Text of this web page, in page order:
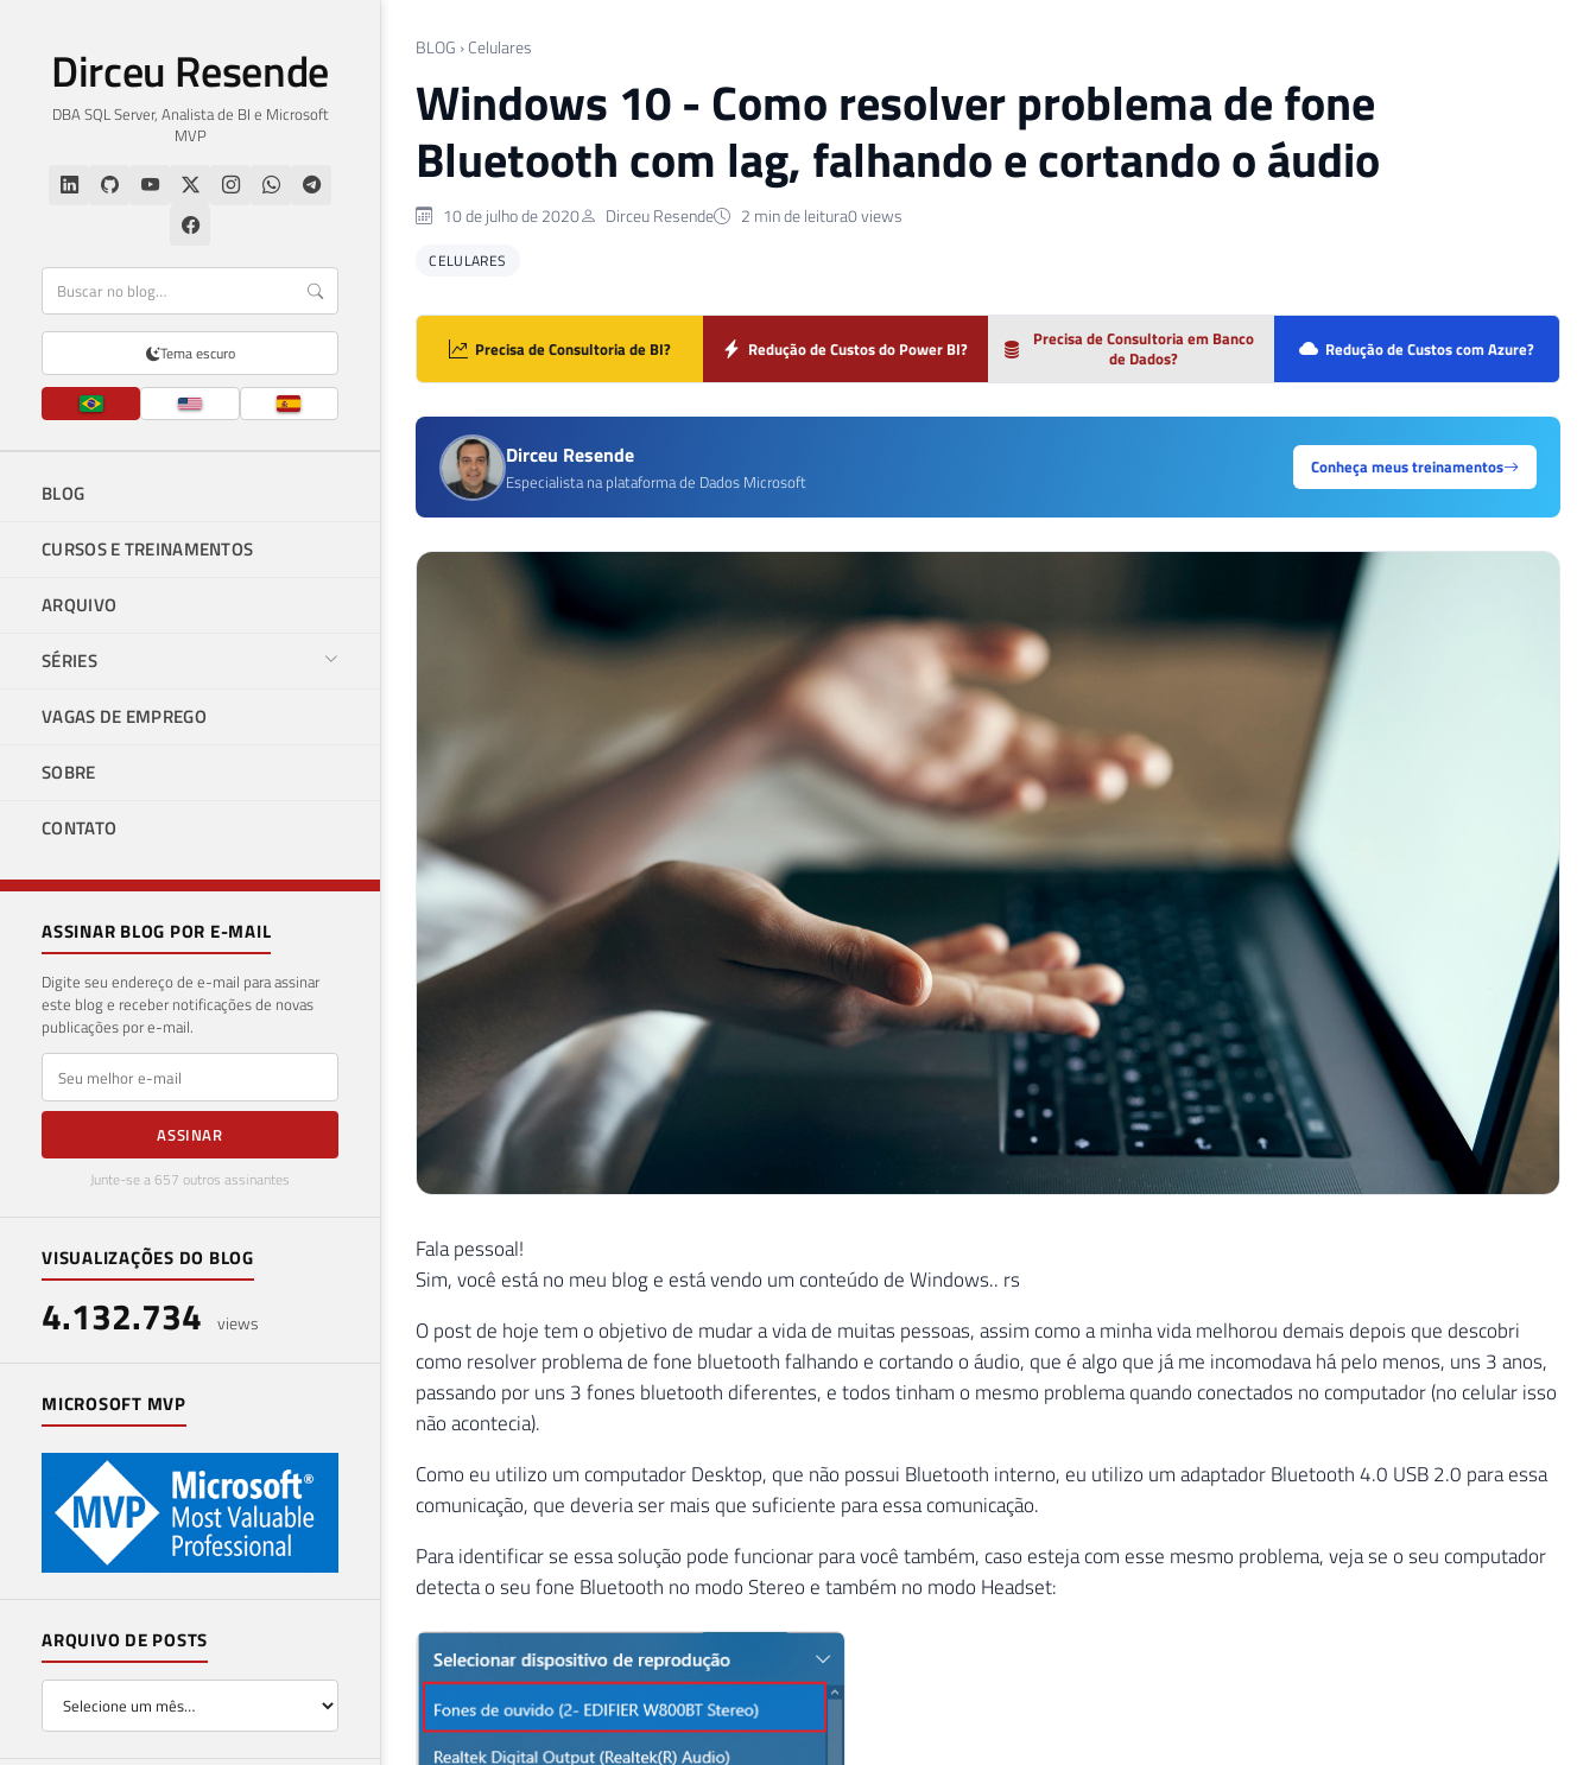
Dirceu Resende
DBA SQL Server, Analista de BI e Microsoft
MVP
Tema escuro
BLOG
CURSOS E TREINAMENTOS
ARQUIVO
SÉRIES
VAGAS DE EMPREGO
SOBRE
CONTATO
ASSINAR BLOG POR E-MAIL
Digite seu endereço de e-mail para assinar
este blog e receber notificações de novas
publicações por e-mail.
E-mail
ASSINAR
Junte-se a 657 outros assinantes
VISUALIZAÇÕES DO BLOG
4.132.734 views
MICROSOFT MVP
ARQUIVO DE POSTS
BLOG › Celulares
Windows 10 - Como resolver problema de fone
Bluetooth com lag, falhando e cortando o áudio
10 de julho de 2020 Dirceu Resende 2 min de leitura0 views
CELULARES
Precisa de Consultoria de BI? Redução de Custos do Power BI?
Precisa de Consultoria em Banco
de Dados?
Redução de Custos com Azure?
Dirceu Resende
Especialista na plataforma de Dados Microsoft
Conheça meus treinamentos
Fala pessoal!
Sim, você está no meu blog e está vendo um conteúdo de Windows.. rs
O post de hoje tem o objetivo de mudar a vida de muitas pessoas, assim como a minha vida melhorou demais depois que descobri
como resolver problema de fone bluetooth falhando e cortando o áudio, que é algo que já me incomodava há pelo menos, uns 3 anos,
passando por uns 3 fones bluetooth diferentes, e todos tinham o mesmo problema quando conectados no computador (no celular isso
não acontecia).
Como eu utilizo um computador Desktop, que não possui Bluetooth interno, eu utilizo um adaptador Bluetooth 4.0 USB 2.0 para essa
comunicação, que deveria ser mais que suficiente para essa comunicação.
Para identificar se essa solução pode funcionar para você também, caso esteja com esse mesmo problema, veja se o seu computador
detecta o seu fone Bluetooth no modo Stereo e também no modo Headset: